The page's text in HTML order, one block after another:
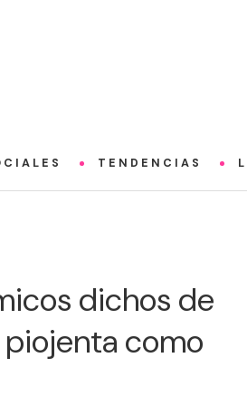
TENDENCIAS
dichos de
piojenta como